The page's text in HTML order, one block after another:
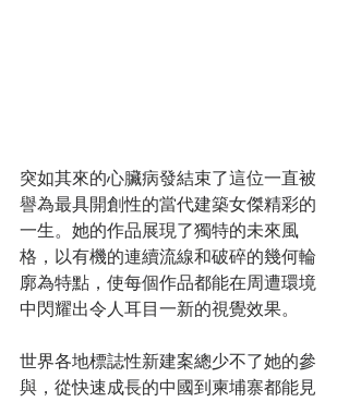
突如其來的心臟病發結束了這位一直被
譽為最具開創性的當代建築女傑精彩的
一生。她的作品展現了獨特的未來風
格，以有機的連續流線和破碎的幾何輪
廓為特點，使每個作品都能在周遭環境
中閃耀出令人耳目一新的視覺效果。
世界各地標誌性新建案總少不了她的參
與，從快速成長的中國到柬埔寨都能見